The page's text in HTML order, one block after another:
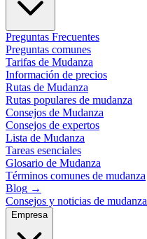
Preguntas Frecuentes
Preguntas comunes
Tarifas de Mudanza
Información de precios
Rutas de Mudanza
Rutas populares de mudanza
Consejos de Mudanza
Consejos de expertos
Lista de Mudanza
Tareas esenciales
Glosario de Mudanza
Términos comunes de mudanza
Blog →
Consejos y noticias de mudanza
Empresa